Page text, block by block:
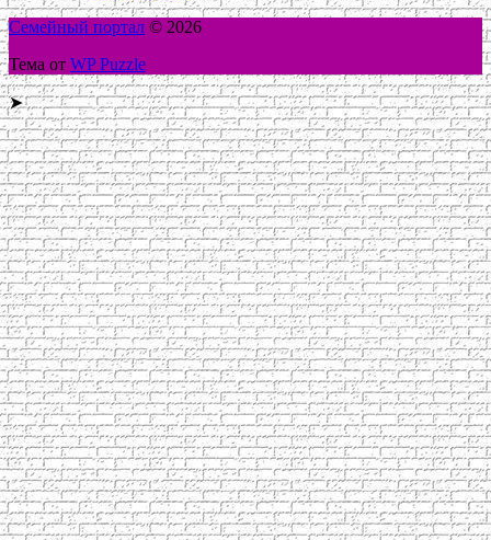
Семейный портал © 2026
Тема от WP Puzzle
➤